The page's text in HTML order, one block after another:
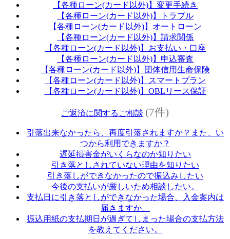
【各種ローン(カード以外)】変更手続き
【各種ローン(カード以外)】トラブル
【各種ローン(カード以外)】オートローン
【各種ローン(カード以外)】請求関係
【各種ローン(カード以外)】お支払い・口座
【各種ローン(カード以外)】申込審査
【各種ローン(カード以外)】団体信用生命保険
【各種ローン(カード以外)】スマートプラン
【各種ローン(カード以外)】OBLリース保証
ご返済に関するご相談 (7件)
引落出来なかったら、再度引落されますか？また、い
つから利用できますか？
遅延損害金がいくらなのか知りたい
引き落としされていない理由を知りたい
引き落しができなかったので振込みしたい
今後の支払いが厳しいため相談したい。
支払日に引き落としができなかった場合、入金案内は
届きますか。
振込用紙の支払期日が過ぎてしまった場合の支払方法
を教えてください。